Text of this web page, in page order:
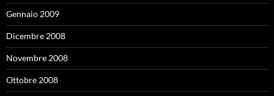
Gennaio 2009
Dicembre 2008
Novembre 2008
Ottobre 2008